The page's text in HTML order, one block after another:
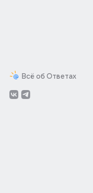
Всё об Ответах